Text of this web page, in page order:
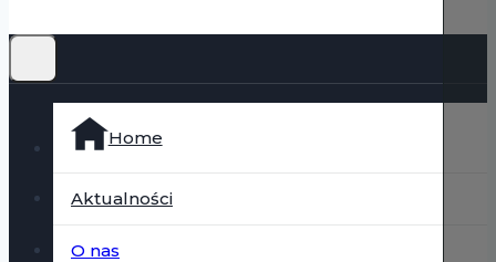
Home
Aktualności
O nas